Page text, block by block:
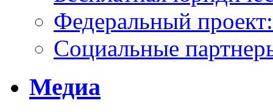
Федеральный
Социальные
Медиа